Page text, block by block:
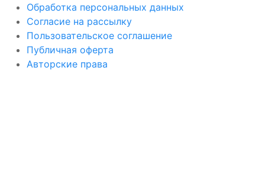
Обработка персональных данных
Согласие на рассылку
Пользовательское соглашение
Публичная оферта
Авторские права